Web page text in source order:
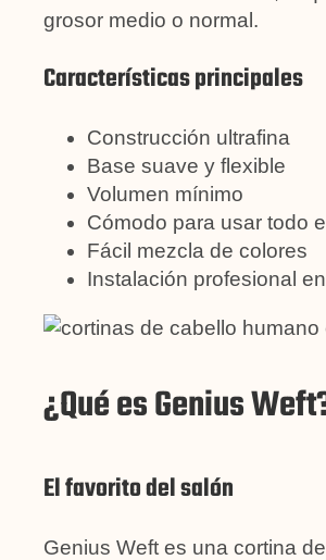
grosor medio o normal.
Características principales
Construcción ultrafina
Base suave y flexible
Volumen mínimo
Cómodo para usar todo
Fácil mezcla de colores
Instalación profesional
¿Qué es Genius
El favorito del salón
Genius Weft es una cortina